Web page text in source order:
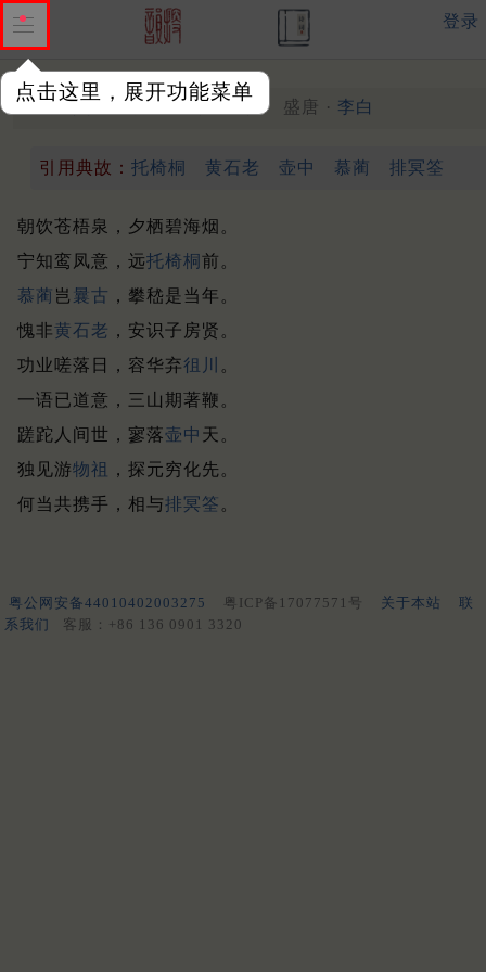
点击这里，展开功能菜单
登录
赠饶阳张司户燧 盛唐 · 李白
引用典故： 托椅桐 黄石老 壶中 慕蔺 排冥筌
朝饮苍梧泉，夕栖碧海烟。
宁知鸾凤意，远托椅桐前。
慕蔺 岂 曩古 ，攀嵇是当年。
愧非黄石老 ，安识子房贤。
功业嗟落日，容华弃徂川
。
一语已道意，三山期著鞭。
蹉跎人间世，寥落壶中 天。
独见游物祖
，探元穷化先。
何当共携手，相与排冥筌 。
粤公网安备44010402003275 粤ICP备17077571号 关于本站
联
系我们
客服：+86 136 0901 3320